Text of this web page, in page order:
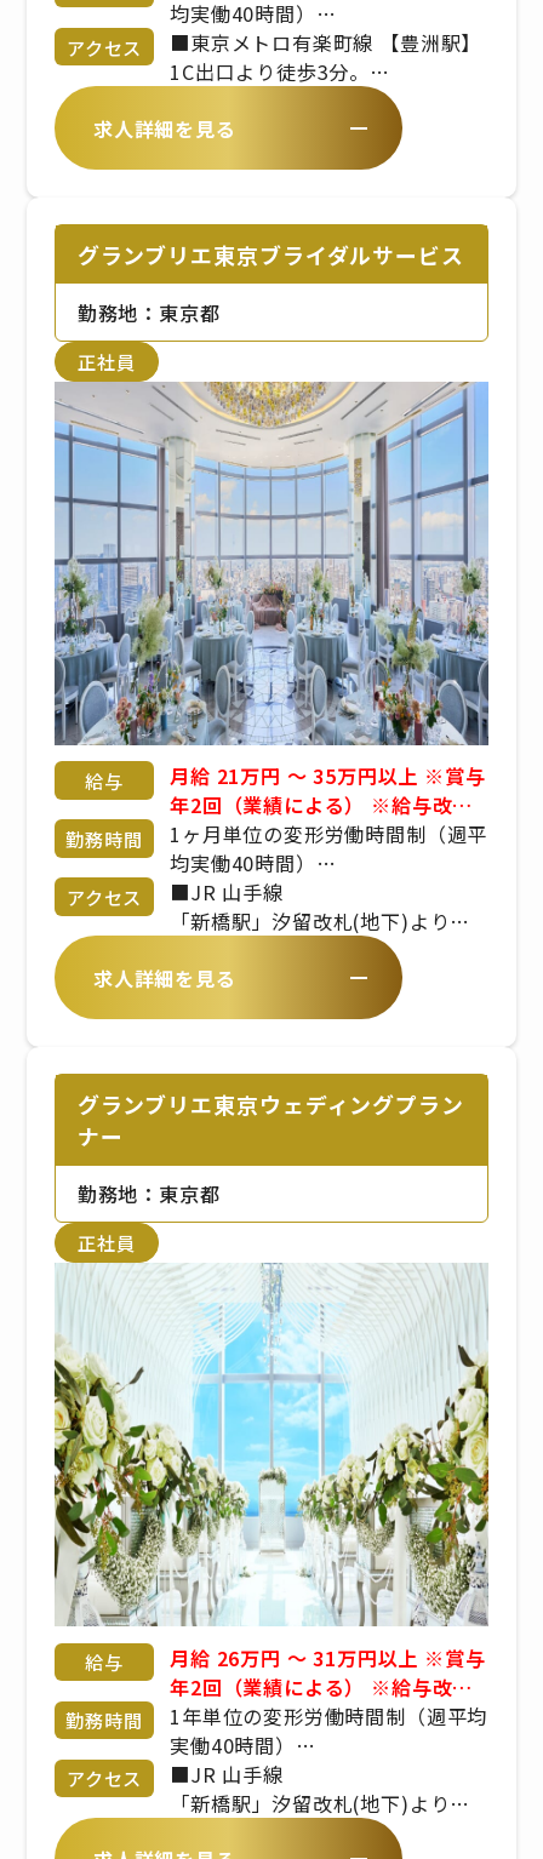
相談 昇給、業績賞与、交通費規定
支給、社会保険完備、インセンテ
ィブ、役職手当、残業手当、深夜
勤務手当、休日出勤手当
均実働40時間）
7:00〜22:00
※シフト制／実働時間は8時間程度
※繁忙期、繁忙日（土日祝日）に
よっては時間外勤務もあります。
※平日は10:00〜16:00（平均実働
アクセス
■東京メトロ有楽町線 【豊洲駅】
1C出口より徒歩3分。
■新交通ゆりかもめ 【豊洲駅】
豊洲公園方面出口より徒歩5分。
求人詳細を見る
グランブリエ東京ブライダルサービス
勤務地：東京都
正社員
給与
月給 21万円 〜 35万円以上 ※賞与
年2回（業績による） ※給与改定
年2回 ※経験・年齢・能力考慮 応
相談 昇給、業績賞与、交通費規定
支給、社会保険完備、インセンテ
ィブ、役職手当、残業手当、深夜
勤務手当、休日出勤手当
勤務時間
1ヶ月単位の変形労働時間制（週平
均実働40時間）
7:00〜22:00
※シフト制／実働時間は8時間程度
※繁忙期、繁忙日（土日祝日）に
よっては時間外勤務もあります。
※平日は10:00〜16:00（平均実働
アクセス
■JR 山手線
「新橋駅」汐留改札(地下)より徒
歩4分。(地下通路が便利です)
■地下鉄 都営大江戸線
「汐留駅」新橋駅方面出口より徒
■地下鉄 都営浅草線
「新橋駅」JR・汐留側改札より徒
歩3分。
「新橋駅」JR方面改札口より徒歩
5分。
「汐留駅」東出口より徒歩2分。
求人詳細を見る
グランブリエ東京ウェディングプラン
ナー
勤務地：東京都
正社員
給与
月給 26万円 〜 31万円以上 ※賞与
年2回（業績による） ※給与改定
年1回 ※経験・年齢・能力考慮 応
相談 昇給、業績賞与、交通費規定
支給、社会保険完備、インセンテ
ィブ、役職手当、残業手当、深夜
勤務手当、休日出勤手当
勤務時間
1年単位の変形労働時間制（週平均
実働40時間）
7:00〜22:00
※シフト制／実働時間は8時間程度
※繁忙期、繁忙日（土日祝日）に
アクセス
■JR 山手線
「新橋駅」汐留改札(地下)より徒
歩4分。(地下通路が便利です)